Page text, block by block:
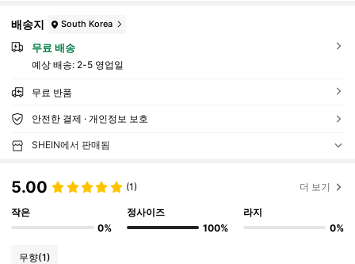
배송지 South Korea
무료 배송
예상 배송: 2-5 영업일
무료 반품
안전한 결제 · 개인정보 보호
SHEIN에서 판매됨
5.00 (1) 더 보기
작은
0%
정사이즈
100%
라지
0%
무향(1)